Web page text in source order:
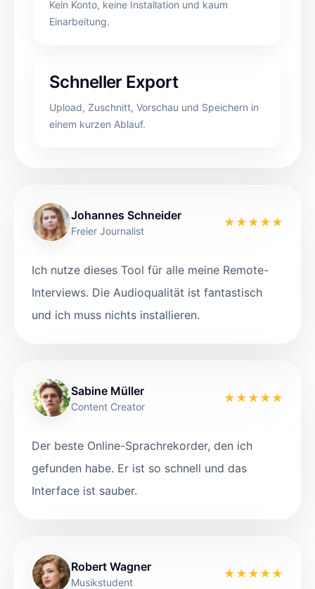
Kein Konto, keine Installation und kaum
Einarbeitung.
Schneller Export
Upload, Zuschnitt, Vorschau und Speichern in
einem kurzen Ablauf.
Johannes Schneider
Freier Journalist
★ ★ ★ ★ ★
Ich nutze dieses Tool für alle meine Remote-
Interviews. Die Audioqualität ist fantastisch
und ich muss nichts installieren.
Sabine Müller
Content Creator
★ ★ ★ ★ ★
Der beste Online-Sprachrekorder, den ich
gefunden habe. Er ist so schnell und das
Interface ist sauber.
Robert Wagner
Musikstudent
★ ★ ★ ★ ★